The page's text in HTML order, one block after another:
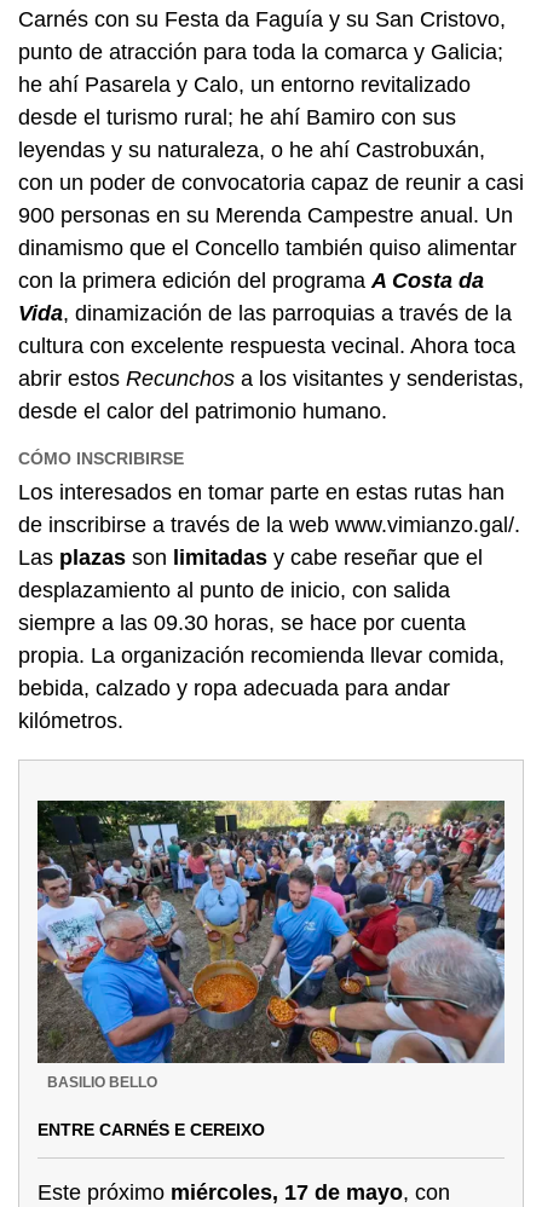
Carnés con su Festa da Faguía y su San Cristovo,
punto de atracción para toda la comarca y Galicia;
he ahí Pasarela y Calo, un entorno revitalizado
desde el turismo rural; he ahí Bamiro con sus
leyendas y su naturaleza, o he ahí Castrobuxán,
con un poder de convocatoria capaz de reunir a casi
900 personas en su Merenda Campestre anual. Un
dinamismo que el Concello también quiso alimentar
con la primera edición del programa A Costa da
Vida, dinamización de las parroquias a través de la
cultura con excelente respuesta vecinal. Ahora toca
abrir estos Recunchos a los visitantes y senderistas,
desde el calor del patrimonio humano.
CÓMO INSCRIBIRSE
Los interesados en tomar parte en estas rutas han
de inscribirse a través de la web www.vimianzo.gal/.
Las plazas son limitadas y cabe reseñar que el
desplazamiento al punto de inicio, con salida
siempre a las 09.30 horas, se hace por cuenta
propia. La organización recomienda llevar comida,
bebida, calzado y ropa adecuada para andar
kilómetros.
BASILIO BELLO
ENTRE CARNÉS E CEREIXO
Este próximo miércoles, 17 de mayo, con